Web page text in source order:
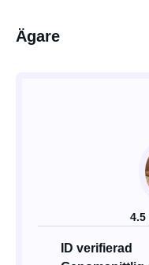
Ägare
4.5
ID verifierad